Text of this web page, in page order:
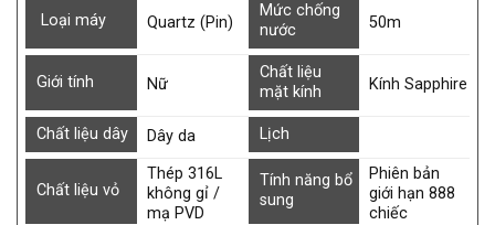
Loại máy Quartz (Pin)
Mức chống
nước
50m
Giới tính Nữ
Chất liệu
mặt kính
Kính Sapphire
Chất liệu dây Dây da Lịch
Chất liệu vỏ
Thép 316L
không gỉ /
mạ PVD
Tính năng bổ
sung
Phiên bản
giới hạn 888
chiếc